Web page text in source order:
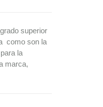
superior
como son la
la
marca,